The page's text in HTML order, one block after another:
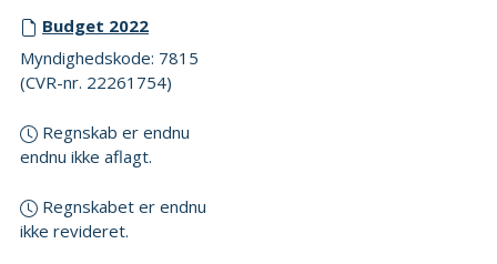
Budget 2022
Myndighedskode: 7815
(CVR-nr. 22261754)
Regnskab er endnu
endnu ikke aflagt.
Regnskabet er endnu
ikke revideret.